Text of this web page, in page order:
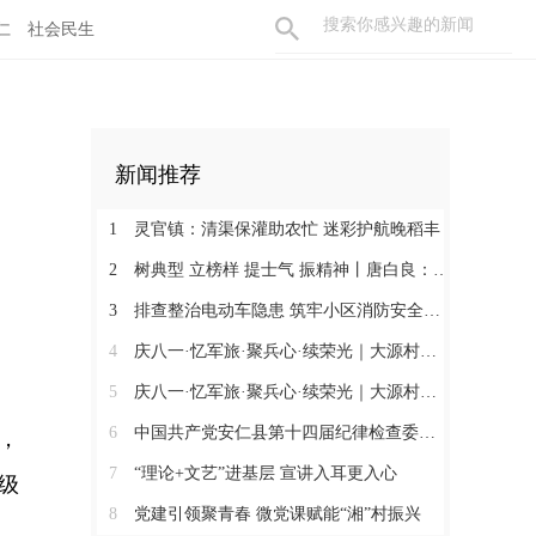
社会民生
新闻推荐
1 灵官镇：清渠保灌助农忙 迷彩护航晚稻丰
2 树典型 立榜样 提士气 振精神丨唐白良：三十载丹心映党徽 一腔热血暖万家
3 排查整治电动车隐患 筑牢小区消防安全防线
4 庆八一·忆军旅·聚兵心·续荣光｜大源村退役军人共话初心
5 庆八一·忆军旅·聚兵心·续荣光｜大源村退役军人共话初心
6 中国共产党安仁县第十四届纪律检查委员会召开第一次全体会议
7 “理论+文艺”进基层 宣讲入耳更入心
8 党建引领聚青春 微党课赋能“湘”村振兴